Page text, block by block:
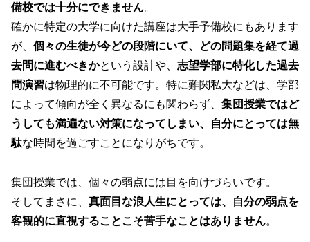
備校では十分にできません。
確かに特定の大学に向けた講座は大手予備校にもあります
が、 個々の生徒が今どの段階にいて、どの問題集を経て過
去問に進むべきかという設計や、 志望学部に特化した過去
問演習は物理的に不可能です。特に難関私大などは、学部
によって傾向が全く異なるにも関わらず、 集団授業ではど
うしても満遍ない対策になってしまい、自分にとっては無
駄な時間を過ごすことになりがちです。
集団授業では、個々の弱点には目を向けづらいです。
そしてまさに、 真面目な浪人生にとっては、自分の弱点を
客観的に直視することこそ苦手なことはありません。